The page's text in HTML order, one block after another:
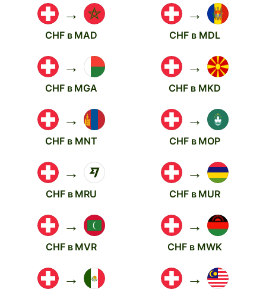
→
CHF в MAD
→
CHF в MDL
→
CHF в MGA
→
CHF в MKD
→
CHF в MNT
→
CHF в MOP
→
CHF в MRU
→
CHF в MUR
→
CHF в MVR
→
CHF в MWK
→ →